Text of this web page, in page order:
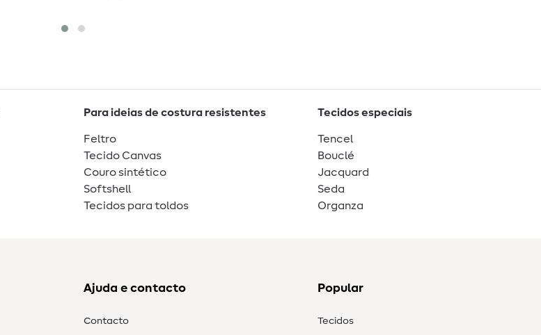
Para ideias de costura resistentes
Feltro
Tecido Canvas
Couro sintético
Softshell
Tecidos para toldos
Tecidos especiais
Tencel
Bouclé
Jacquard
Seda
Organza
Ajuda e contacto
Contacto
Popular
Tecidos